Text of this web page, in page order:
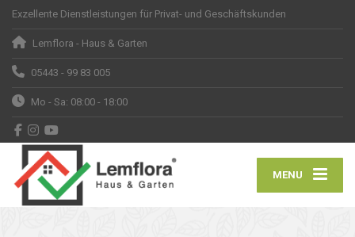
Exzellente Dienstleistungen für Privat- und Geschäftskunden
Lemflora - Haus & Garten
05443 - 99 83 005
Mo - Sa: 08:00 - 18:00
MENU